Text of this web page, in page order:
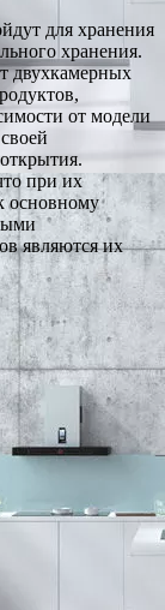
для хранения
хранения.
двухкамерных
от модели
при их
основному
являются их